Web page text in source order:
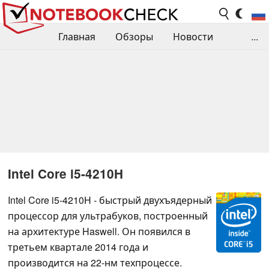
Главная Обзоры
Новости
...
Intel Core i5-4210H
Intel Core i5-4210H - быстрый двухъядерный
процессор для ультрабуков, построенный
на архитектуре Haswell. Он появился в
третьем квартале 2014 года и
производится на 22-нм техпроцессе.